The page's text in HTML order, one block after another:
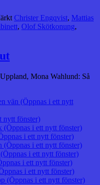
Christer Engqvist, Mattias
, Olof Skötkonung,
Mona Wahlund: Så
vän (Öppnas i ett nytt
nytt fönster)
(Öppnas i ett nytt fönster)
i ett nytt fönster)
i ett nytt fönster)
i ett nytt fönster)
i ett nytt fönster)
i ett nytt fönster)
(Öppnas i ett nytt fönster)